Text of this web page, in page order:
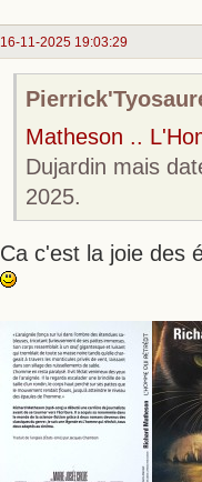
16-11-2025 19:03:29
Matheson ..
Dujardin mais
2025.
Ca c'est la joie des